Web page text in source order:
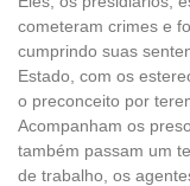
cometeram crimes e
cumprindo suas
Estado, com os
o preconceito por
Acompanham os
também passam um
de trabalho, os